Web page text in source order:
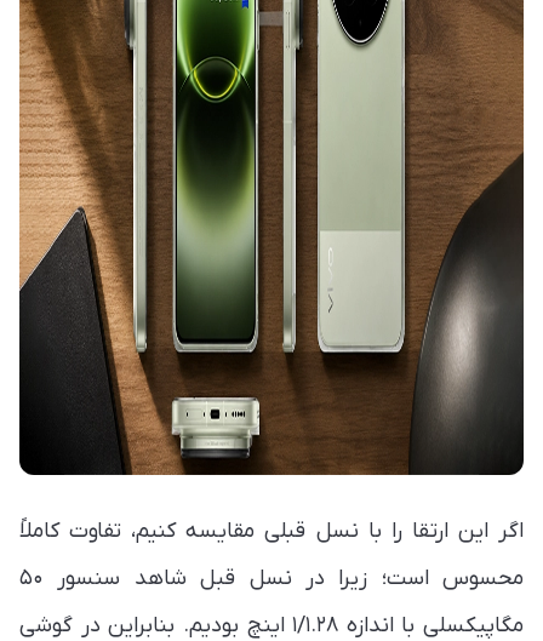
اگر این ارتقا را با نسل قبلی مقایسه کنیم، تفاوت کاملاً
محسوس است؛ زیرا در نسل قبل شاهد سنسور ۵۰
مگاپیکسلی با اندازه ۱/۱.۲۸ اینچ بودیم. بنابراین در گوشی